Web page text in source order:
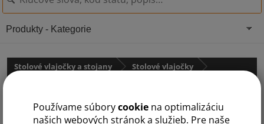
Používame súborycookie na optimalizáciu
našich webových stránok a služieb. Pre naše
Stolové vlajočky a stojany
Stolové vlajočky
Guyana
Produkty - Kategorie